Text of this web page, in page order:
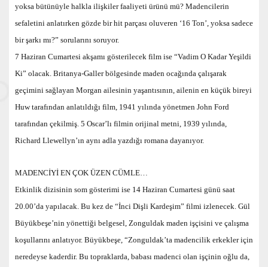
yoksa bütünüyle halkla ilişkiler faaliyeti ürünü mü? Madencilerin
sefaletini anlatırken gözde bir hit parçası oluveren ‘16 Ton’, yoksa sadece
bir şarkı mı?” sorularını soruyor.
7 Haziran Cumartesi akşamı gösterilecek film ise “Vadim O Kadar Yeşildi
Ki” olacak. Britanya-Galler bölgesinde maden ocağında çalışarak
geçimini sağlayan Morgan ailesinin yaşantısının, ailenin en küçük bireyi
Huw tarafından anlatıldığı film, 1941 yılında yönetmen John Ford
tarafından çekilmiş. 5 Oscar’lı filmin orijinal metni, 1939 yılında,
Richard Llewellyn’ın aynı adla yazdığı romana dayanıyor.
MADENCİYİ EN ÇOK ÜZEN CÜMLE…
Etkinlik dizisinin som gösterimi ise 14 Haziran Cumartesi günü saat
20.00’da yapılacak. Bu kez de “İnci Dişli Kardeşim” filmi izlenecek. Gül
Büyükbeşe’nin yönettiği belgesel, Zonguldak maden işçisini ve çalışma
koşullarını anlatıyor. Büyükbeşe, “Zonguldak’ta madencilik erkekler için
neredeyse kaderdir. Bu topraklarda, babası madenci olan işçinin oğlu da,